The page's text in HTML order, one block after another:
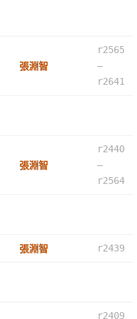
張淵智
r2565
–
r2641
張淵智
r2440
–
r2564
張淵智
r2439
r2409